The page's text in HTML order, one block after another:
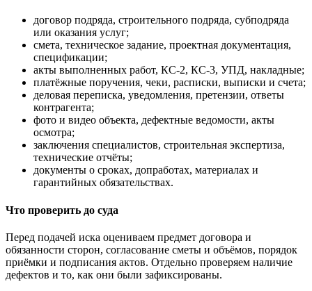
договор подряда, строительного подряда, субподряда
или оказания услуг;
смета, техническое задание, проектная документация,
спецификации;
акты выполненных работ, КС-2, КС-3, УПД, накладные;
платёжные поручения, чеки, расписки, выписки и счета;
деловая переписка, уведомления, претензии, ответы
контрагента;
фото и видео объекта, дефектные ведомости, акты
осмотра;
заключения специалистов, строительная экспертиза,
технические отчёты;
документы о сроках, допработах, материалах и
гарантийных обязательствах.
Что проверить до суда
Перед подачей иска оцениваем предмет договора и
обязанности сторон, согласование сметы и объёмов, порядок
приёмки и подписания актов. Отдельно проверяем наличие
дефектов и то, как они были зафиксированы.